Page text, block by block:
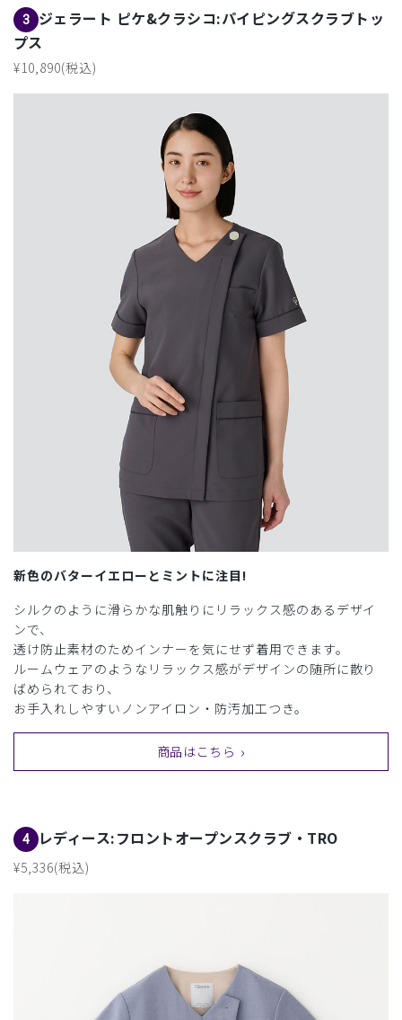
3
ジェラート ピケ&クラシコ:パイピングスクラブトッ
プス
¥10,890(税込)
新色のバターイエローとミントに注目!
シルクのように滑らかな肌触りにリラックス感のあるデザイ
ンで、
透け防止素材のためインナーを気にせず着用できます。
ルームウェアのようなリラックス感がデザインの随所に散り
ばめられており、
お手入れしやすいノンアイロン・防汚加工つき。
商品はこちら
4 レディース:フロントオープンスクラブ・TRO
¥5,336(税込)